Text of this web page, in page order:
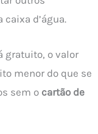
d’água.
gratuito, o valor
menor do que se
sem o cartão de